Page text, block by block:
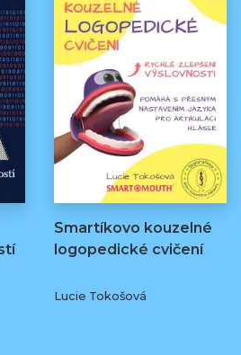
Smartíkovo kouzelné
logopedické cvičení
Lucie Tokošová